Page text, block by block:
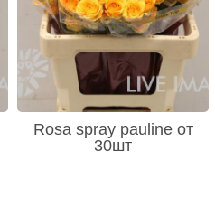
Rosa spray pauline от
30шт